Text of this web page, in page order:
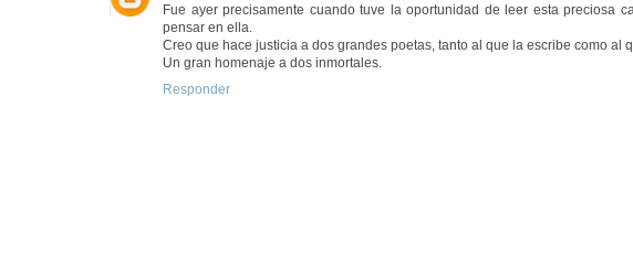
Fue ayer precisamente cuando tuve la oportunidad de leer esta preciosa
pensar en ella.
Creo que hace justicia a dos grandes poetas, tanto al que la escribe como al
Un gran homenaje a dos inmortales.
Responder